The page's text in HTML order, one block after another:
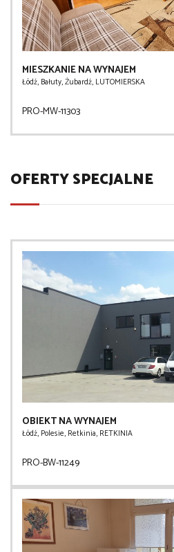
MIESZKANIE NA WYNAJEM
Łódź, Bałuty, Żubardź, LUTOMIERSKA
PRO-MW-11303
OFERTY SPECJALNE
OBIEKT NA WYNAJEM
Łódź, Polesie, Retkinia, RETKINIA
PRO-BW-11249